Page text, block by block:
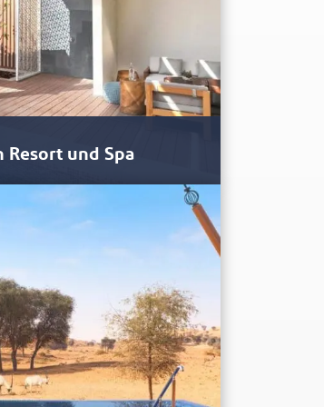
und Spa
Resort and Spa ist das